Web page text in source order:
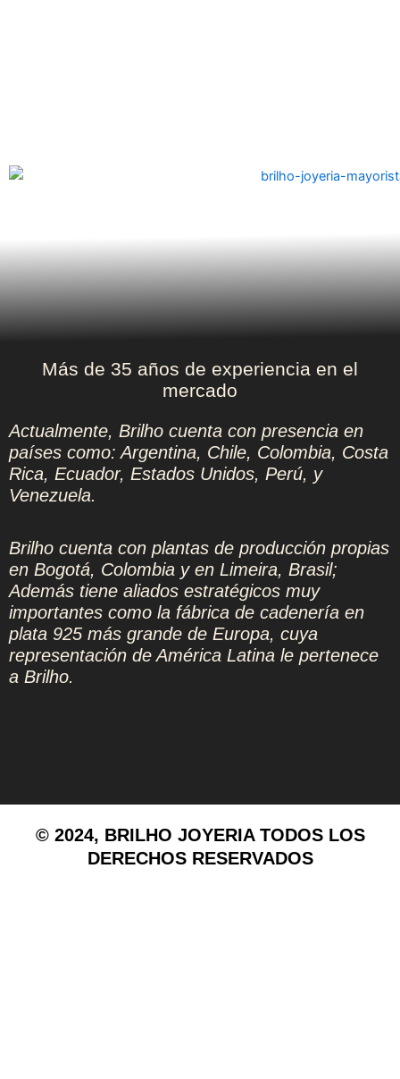
Más de 35 años de experiencia en el
mercado
Actualmente, Brilho cuenta con presencia en
países como: Argentina, Chile, Colombia, Costa
Rica, Ecuador, Estados Unidos, Perú, y
Venezuela.
Brilho cuenta con plantas de producción propias
en Bogotá, Colombia y en Limeira, Brasil;
Además tiene aliados estratégicos muy
importantes como la fábrica de cadenería en
plata 925 más grande de Europa, cuya
representación de América Latina le pertenece
a Brilho.
© 2024, BRILHO JOYERIA TODOS LOS
DERECHOS RESERVADOS